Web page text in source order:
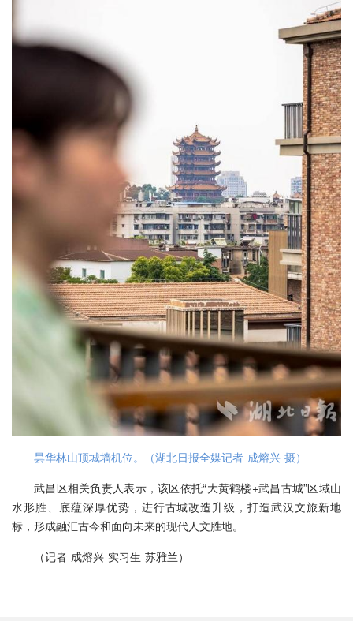
昙华林山顶城墙机位。（湖北日报全媒记者 成熔兴 摄）
武昌区相关负责人表示，该区依托“大黄鹤楼+武昌古城”区域山
水形胜、底蕴深厚优势，进行古城改造升级，打造武汉文旅新地
标，形成融汇古今和面向未来的现代人文胜地。
（记者 成熔兴 实习生 苏雅兰）